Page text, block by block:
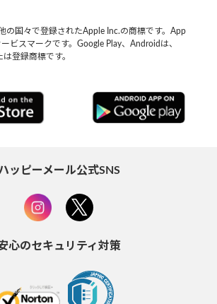
の国々で登録されたApple Inc.の商標です。App
ビスマークです。Google Play、Androidは、
登録商標です。
ッピーメール公式SNS
心のセキュリティ対策